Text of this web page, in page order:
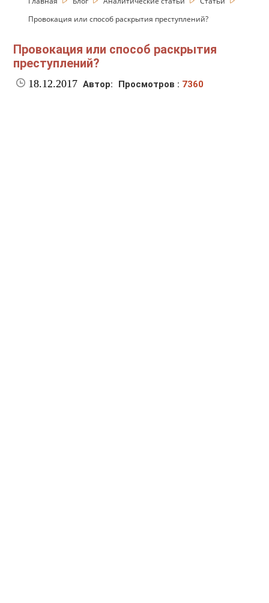
Провокация или способ раскрытия преступлений?
Провокация или способ раскрытия
преступлений?
18.12.2017 Автор: Просмотров : 7360